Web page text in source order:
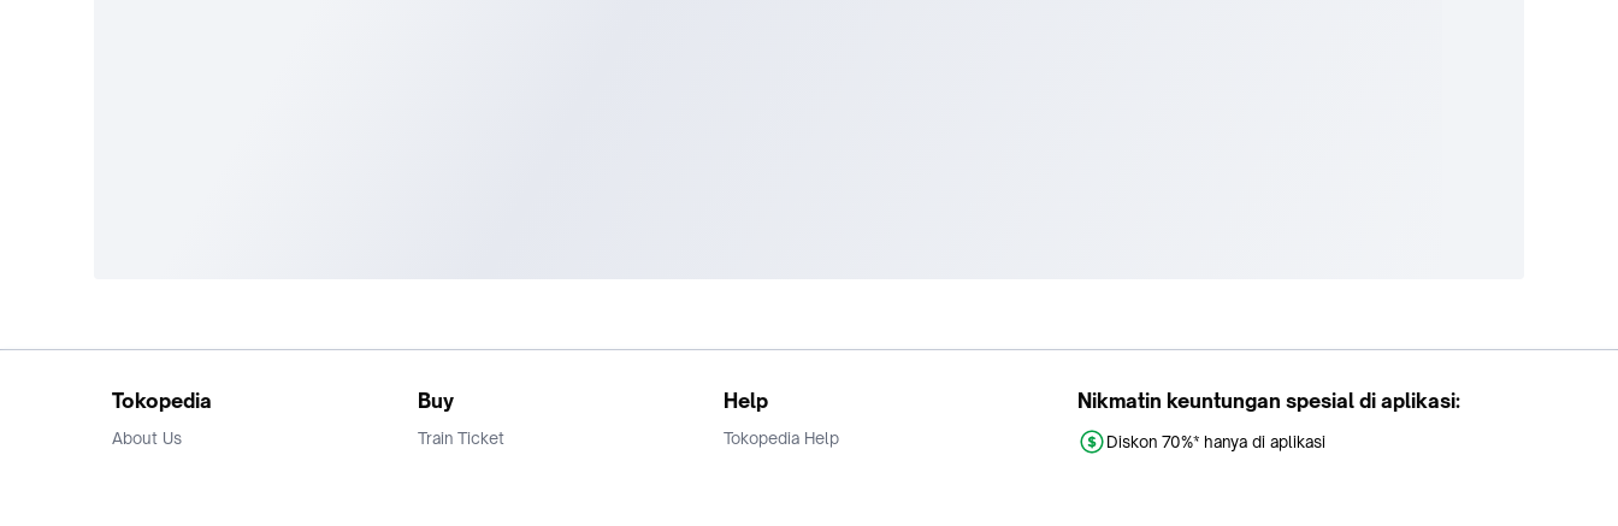
Tokopedia
About Us
Buy
Train Ticket
Help
Tokopedia Help
Nikmatin keuntungan spesial di aplikasi:
Diskon 70%* hanya di aplikasi